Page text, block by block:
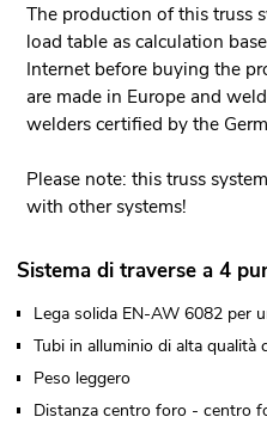
The production of this truss
load table as calculation
Internet before buying the
are made in Europe and
welders certified by the
Please note: this truss
with other systems!
Sistema di traverse a 4
Lega solida EN-AW 6082 per
Tubi in alluminio di alta qualità
Peso leggero
Distanza centro foro - centro